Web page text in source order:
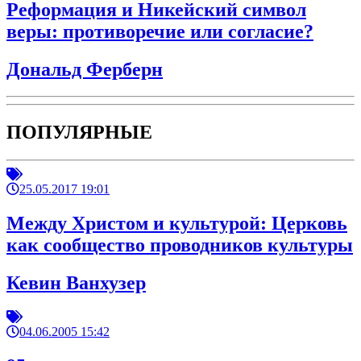
Реформация и Никейский символ
веры: противоречие или согласие?
Дональд Ферберн
ПОПУЛЯРНЫЕ
25.05.2017 19:01
Между Христом и культурой: Церковь
как сообщество проводников культуры
Кевин Ванхузер
04.06.2005 15:42